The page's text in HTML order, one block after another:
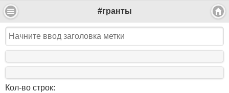
#гранты
Кол-во строк: